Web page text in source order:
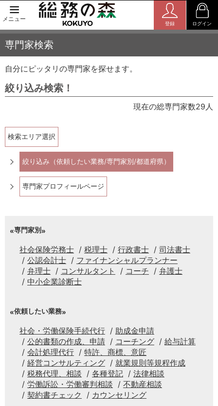
メニュー
登録 ログイン
専門家検索
自分にピッタリの専門家を探せます。
絞り込み検索！
現在の総専門家数29人
検索エリア選択
絞り込み（依頼したい業務/専門家別/都道府県）
専門家プロフィールページ
専門家別
社会保険労務士 税理士 行政書士
司法書士
公認会計士
ファイナンシャルプランナー
弁理士
コンサルタント コーチ
弁護士
中小企業診断士
依頼したい業務
社会・労働保険手続代行
助成金申請
公的書類の作成、申請
コーチング
給与計算
会計処理代行
特許、商標、意匠
経営コンサルティング
就業規則等規程作成
税務代理、相談
各種登記
法律相談
労働訴訟・労働審判相談
不動産相談
契約書チェック
カウンセリング